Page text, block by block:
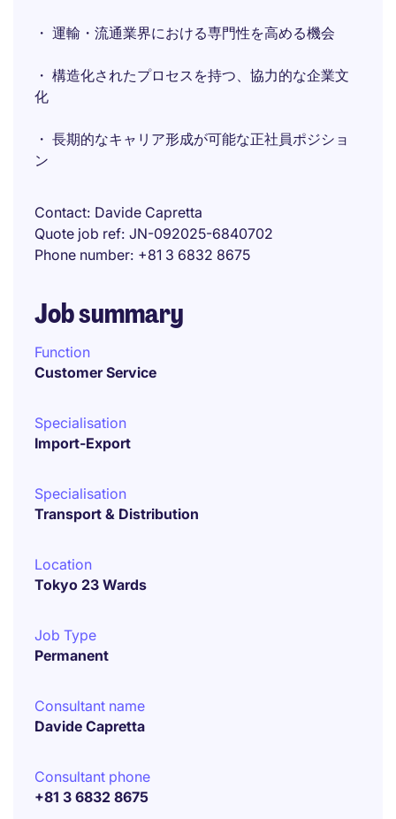
・ 運輸・流通業界における専門性を高める機会
・ 構造化されたプロセスを持つ、協力的な企業文
化
・ 長期的なキャリア形成が可能な正社員ポジショ
ン
Contact Davide Capretta
Quote job ref JN-092025-6840702
Phone number +81 3 6832 8675
Job summary
Function
Customer Service
Specialisation
Import-Export
Specialisation
Transport & Distribution
Location
Tokyo 23 Wards
Job Type
Permanent
Consultant name
Davide Capretta
Consultant phone
+81 3 6832 8675